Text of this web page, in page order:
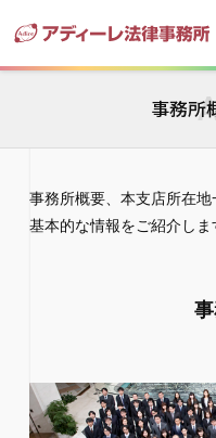
事務所
事務所概要、本支店所在
基本的な情報をご紹介しま